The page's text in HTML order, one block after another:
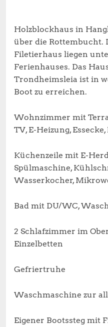
Holzblockhaus in
über die Rottembucht.
Filetierhaus liegen
Ferienhauses. Das
Trondheimsleia ist in
Boot zu erreichen.
Wohnzimmer mit
TV, E-Heizung,
Küchenzeile mit E-
Spülmaschine,
Wasserkocher,
Bad mit DU/WC,
2 Schlafzimmer im
Einzelbetten
Gefriertruhe
Waschmaschine zur
Eigener Bootssteg mit